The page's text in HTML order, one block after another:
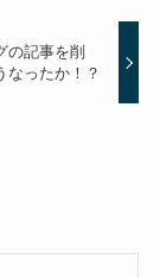
の記事を削
なったか！？